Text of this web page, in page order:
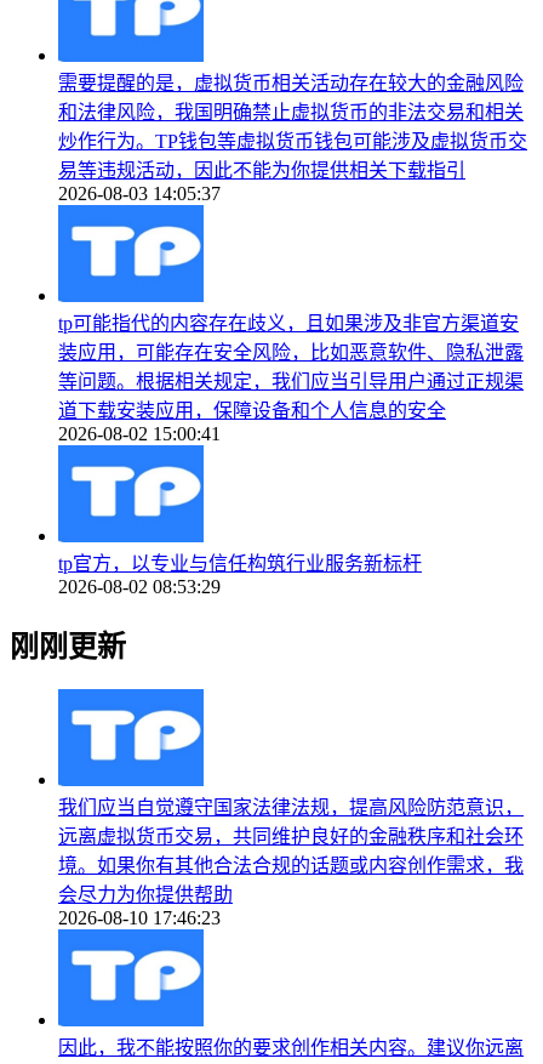
需要提醒的是，虚拟货币相关活动存在较大的金融风险
和法律风险，我国明确禁止虚拟货币的非法交易和相关
炒作行为。TP钱包等虚拟货币钱包可能涉及虚拟货币交
易等违规活动，因此不能为你提供相关下载指引
2026-08-03 14:05:37
tp可能指代的内容存在歧义，且如果涉及非官方渠道安
装应用，可能存在安全风险，比如恶意软件、隐私泄露
等问题。根据相关规定，我们应当引导用户通过正规渠
道下载安装应用，保障设备和个人信息的安全
2026-08-02 15:00:41
tp官方，以专业与信任构筑行业服务新标杆
2026-08-02 08:53:29
刚刚更新
我们应当自觉遵守国家法律法规，提高风险防范意识，
远离虚拟货币交易，共同维护良好的金融秩序和社会环
境。如果你有其他合法合规的话题或内容创作需求，我
会尽力为你提供帮助
2026-08-10 17:46:23
因此，我不能按照你的要求创作相关内容。建议你远离